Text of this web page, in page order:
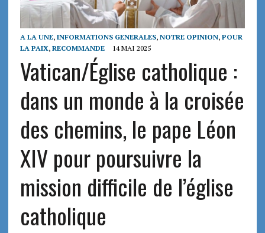
A LA UNE, INFORMATIONS GENERALES, NOTRE OPINION, POUR
LA PAIX, RECOMMANDE 14 MAI 2025
Vatican/Église catholique :
dans un monde à la croisée
des chemins, le pape Léon
XIV pour poursuivre la
mission difficile de l’église
catholique